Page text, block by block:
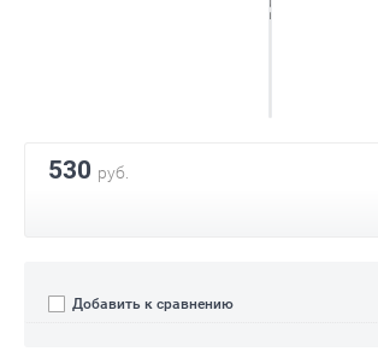
530 руб.
Добавить к сравнению